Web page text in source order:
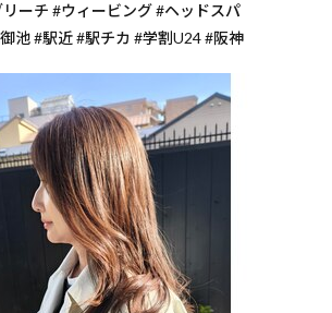
ーチ #ウィービング #ヘッドスパ
池 #駅近 #駅チカ #学割U24 #阪神
40代からの美容室
カット
髪質改善
ヘアケア
お知らせ
ー
検索